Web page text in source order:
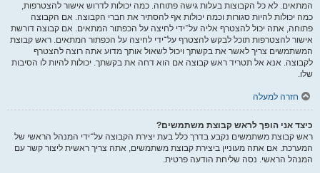
המתאים. לא כל הקבוצות בעלות גישה פתוחה. כמה יכולות לדרוש אישור להצטרפות,
כמה יכולות להיות סגורות וכמה יכולות אף להסתיר את חברי הקבוצה. אם הקבוצה
פתוחה, אתה יכול להצטרף אליה על־ידי לחיצה על הכפתור המתאים. אם קבוצה דורשת
אישור להצטרפות תוכל לבקש להצטרף על־ידי לחיצה על הכפתור המתאים. ראש קבוצת
המשתמשים צריך לאשר את בקשתך ויכול לשאול אותך מדוע אתה רוצה להצטרף
לקבוצה. אנא אל תטריד ראש קבוצה אם הוא דחה את בקשתך. יכולות להיות לו הסיבות
שלו.
חזרה למעלה
כיצד אני הופך לראש קבוצת משתמשים?
ראש קבוצת משתמשים נקבע בדרך כלל בעת יצירת הקבוצה על־ידי המנהל הראשי של
המערכת. אם אתה מעוניין ביצירת קבוצת משתמשים, אתה צריך ראשית ליצור קשר עם
המנהל הראשי. נסה שליחת הודעה פרטית.